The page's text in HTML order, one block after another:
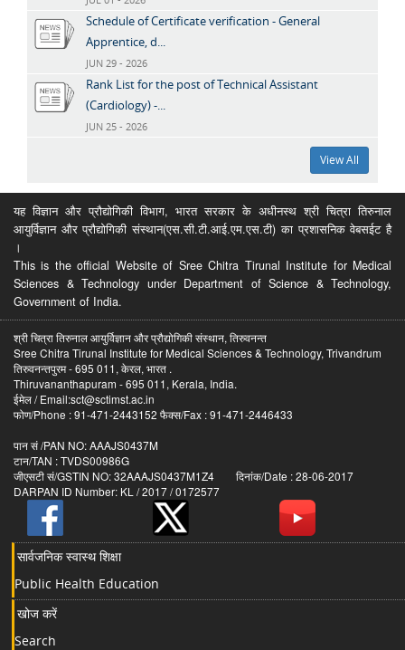
Schedule of Certificate verification - General
Apprentice, d...
JUN 29 - 2026
Rank List for the post of Technical Assistant
(Cardiology) -...
JUN 25 - 2026
View All
यह विज्ञान और प्रौद्योगिकी विभाग, भारत सरकार के अधीनस्थ श्री चित्रा तिरुनाल
आयुर्विज्ञान और प्रौद्योगिकी संस्थान(एस.सी.टी.आई.एम.एस.टी) का प्रशासनिक वेबसईट है
।
This is the official Website of Sree Chitra Tirunal Institute for Medical
Sciences & Technology under Department of Science & Technology,
Government of India.
श्री चित्रा तिरुनाल आयुर्विज्ञान और प्रौद्योगिकी संस्थान, तिरुवनन्त
Sree Chitra Tirunal Institute for Medical Sciences & Technology, Trivandrum
तिरुवनन्तपुरम - 695 011, केरल, भारत .
Thiruvananthapuram - 695 011, Kerala, India.
ईमेल / Email:sct@sctimst.ac.in
फोण/Phone : 91-471-2443152 फैक्स/Fax : 91-471-2446433
पान सं /PAN NO: AAAJS0437M
टान/TAN : TVDS00986G
जीएसटी सं/GSTIN NO: 32AAAJS0437M1Z4 दिनांक/Date : 28-06-2017
DARPAN ID Number: KL / 2017 / 0172577
सार्वजनिक स्वास्थ शिक्षा
Public Health Education
खोज करें
Search